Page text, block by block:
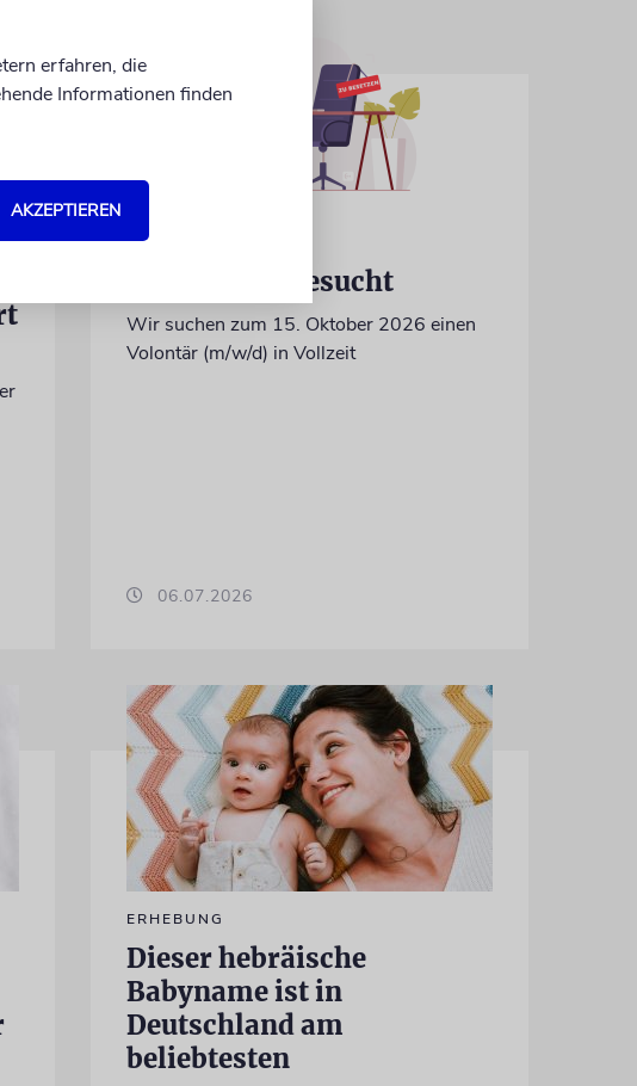
IN EIGENER SACHE
Volontär/in gesucht
Wir suchen zum 15. Oktober 2026 einen
Volontär (m/w/d) in Vollzeit
06.07.2026
ERHEBUNG
Dieser hebräische
Babyname ist in
Deutschland am
beliebtesten
erfahren, die
Informationen finden
AKZEPTIEREN